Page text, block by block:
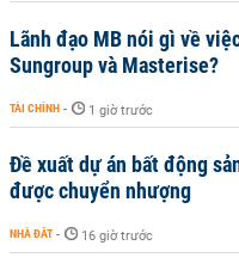
Lãnh đạo MB nói gì về
Sungroup và Masterise?
TÀI CHÍNH - 1 giờ trước
Đề xuất dự án bất động
được chuyển nhượng
NHÀ ĐẤT - 16 giờ trước